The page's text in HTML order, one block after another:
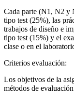
Cada parte (N1, N2 y
tipo test (25%), las
trabajos de diseño e
tipo test (15%) y el
clase o en el
Criterios evaluación:
Los objetivos de la
métodos de